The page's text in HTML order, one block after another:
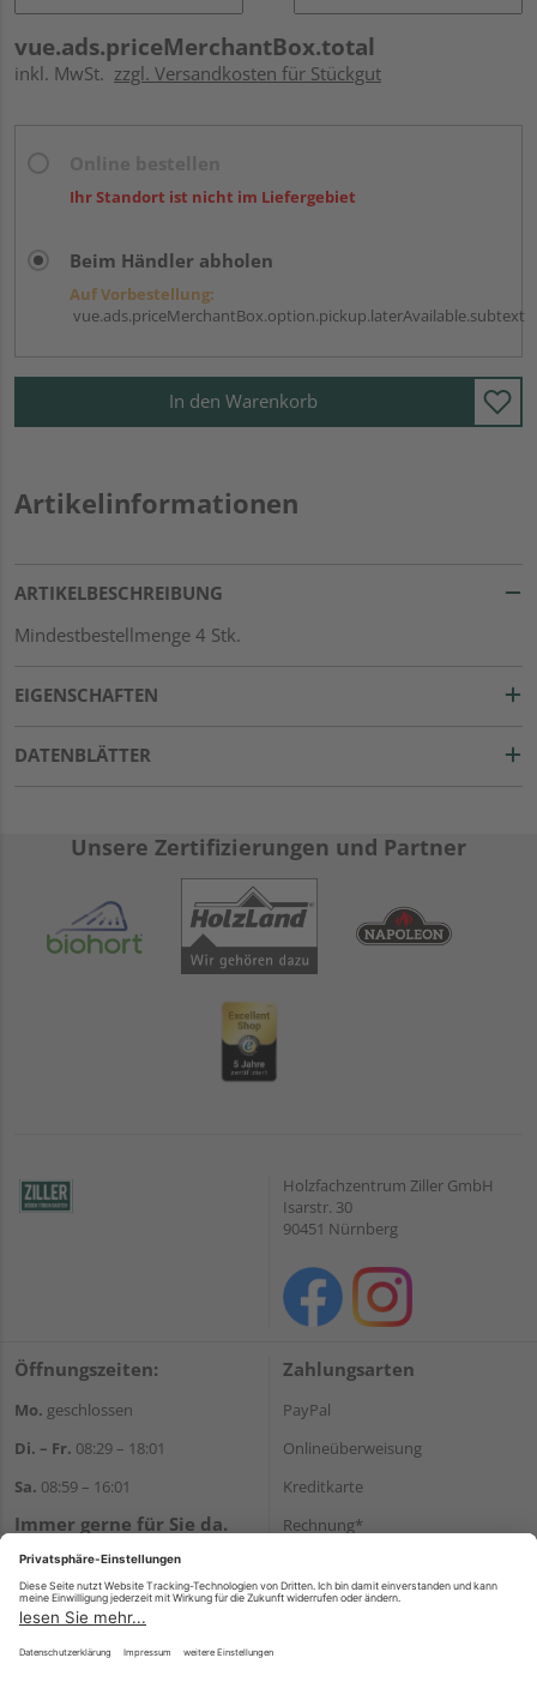
vue.ads.priceMerchantBox.total
inkl. MwSt. zzgl. Versandkosten für Stückgut
Ihr Standort ist nicht im Liefergebiet
Beim Händler abholen
Auf Vorbestellung:
vue.ads.priceMerchantBox.option.pickup.laterAvailable.subtext
In den Warenkorb
Artikelinformationen
ARTIKELBESCHREIBUNG
Mindestbestellmenge 4 Stk.
EIGENSCHAFTEN
DATENBLÄTTER
Unsere Zertifizierungen und Partner
Holzfachzentrum Ziller GmbH
Isarstr. 30
90451 Nürnberg
Öffnungszeiten:
Mo. geschlossen
Di. – Fr. 08:29 – 18:01
Sa. 08:59 – 16:01
Immer gerne für Sie da.
E-Mail:kontakt@holzziller.de
Zahlungsarten
PayPal
Onlineüberweisung
Kreditkarte
Rechnung*
Versand